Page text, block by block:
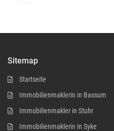
Sitemap
Startseite
Immobilienmaklerin in Bassum
Immobilienmakler in Stuhr
Immobilienmaklerin in Syke